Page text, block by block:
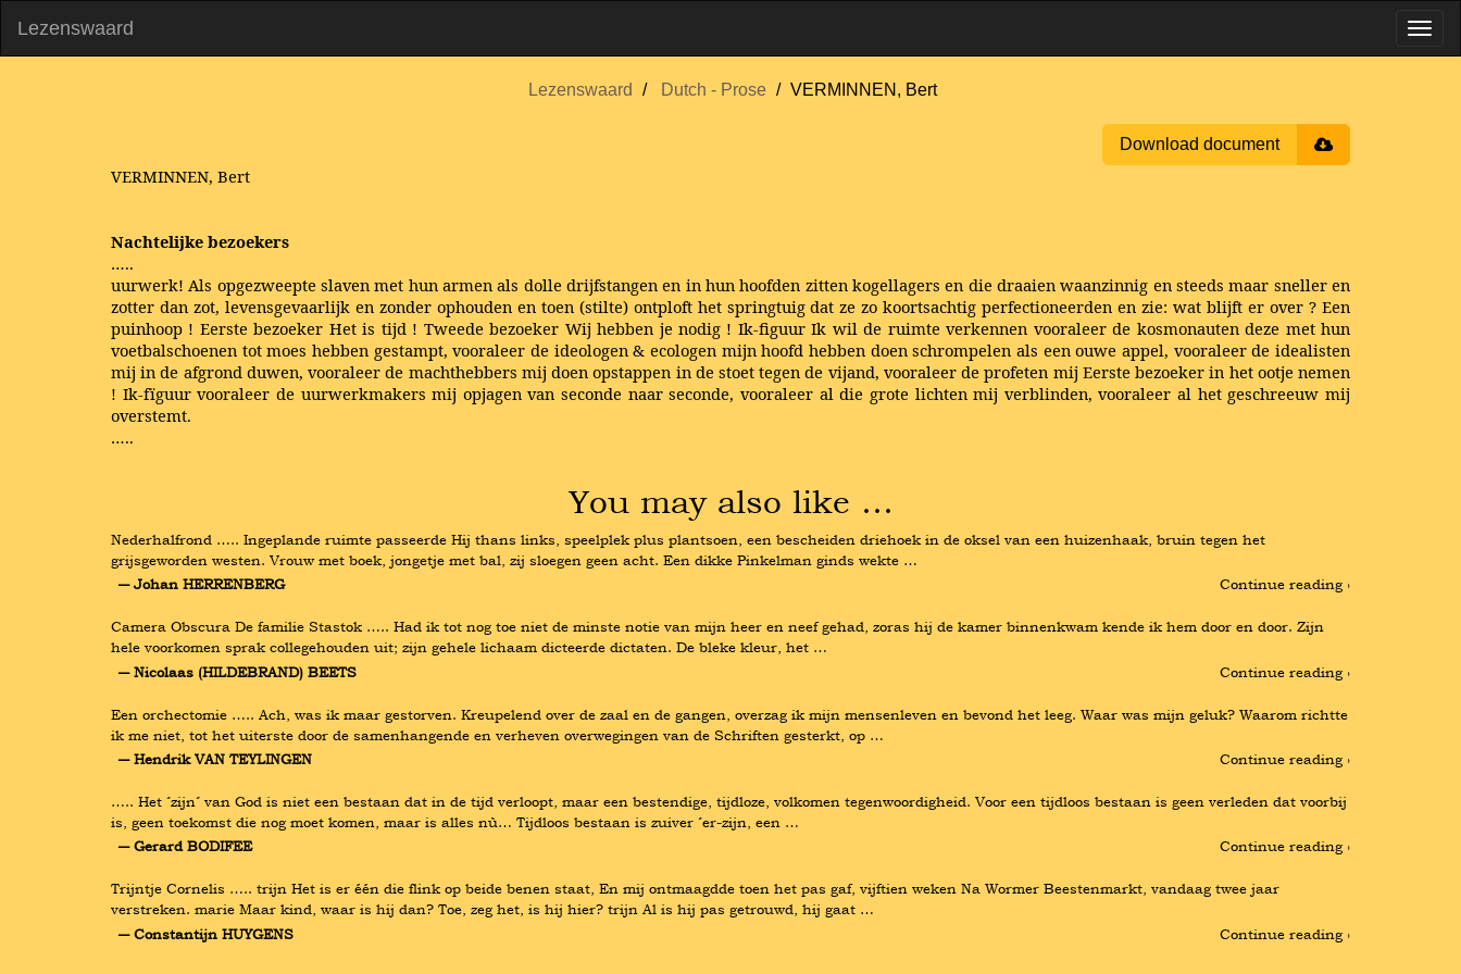
Lezenswaard
Lezenswaard Dutch - Prose VERMINNEN, Bert
Download document
VERMINNEN, Bert
Nachtelijke bezoekers
…..
uurwerk! Als opgezweepte slaven met hun armen als dolle drijfstangen en in hun hoofden zitten kogellagers en die draaien waanzinnig en steeds maar sneller en
zotter dan zot, levensgevaarlijk en zonder ophouden en toen (stilte) ontploft het springtuig dat ze zo koortsachtig perfectioneerden en zie: wat blijft er over ? Een
puinhoop ! Eerste bezoeker Het is tijd ! Tweede bezoeker Wij hebben je nodig ! Ik-figuur Ik wil de ruimte verkennen vooraleer de kosmonauten deze met hun
voetbalschoenen tot moes hebben gestampt, vooraleer de ideologen & ecologen mijn hoofd hebben doen schrompelen als een ouwe appel, vooraleer de idealisten
mij in de afgrond duwen, vooraleer de machthebbers mij doen opstappen in de stoet tegen de vijand, vooraleer de profeten mij Eerste bezoeker in het ootje nemen
! Ik-fïguur vooraleer de uurwerkmakers mij opjagen van seconde naar seconde, vooraleer al die grote lichten mij verblinden, vooraleer al het geschreeuw mij
overstemt.
…..
You may also like …
Nederhalfrond ….. Ingeplande ruimte passeerde Hij thans links, speelplek plus plantsoen, een bescheiden driehoek in de oksel van een huizenhaak, bruin tegen het
grijsgeworden westen. Vrouw met boek, jongetje met bal, zij sloegen geen acht. Een dikke Pinkelman ginds wekte …
― Johan HERRENBERG
Continue reading ›
Camera Obscura De familie Stastok ….. Had ik tot nog toe niet de minste notie van mijn heer en neef gehad, zoras hij de kamer binnenkwam kende ik hem door en door. Zijn
hele voorkomen sprak collegehouden uit; zijn gehele lichaam dicteerde dictaten. De bleke kleur, het …
― Nicolaas (HILDEBRAND) BEETS
Continue reading ›
Een orchectomie ….. Ach, was ik maar gestorven. Kreupelend over de zaal en de gangen, overzag ik mijn mensenleven en bevond het leeg. Waar was mijn geluk? Waarom richtte
ik me niet, tot het uiterste door de samenhangende en verheven overwegingen van de Schriften gesterkt, op …
― Hendrik VAN TEYLINGEN
Continue reading ›
….. Het ´zijn´ van God is niet een bestaan dat in de tijd verloopt, maar een bestendige, tijdloze, volkomen tegenwoordigheid. Voor een tijdloos bestaan is geen verleden dat voorbij
is, geen toekomst die nog moet komen, maar is alles nù… Tijdloos bestaan is zuiver ´er-zijn, een …
― Gerard BODIFEE
Continue reading ›
Trijntje Cornelis ….. trijn Het is er één die flink op beide benen staat, En mij ontmaagdde toen het pas gaf, vijftien weken Na Wormer Beestenmarkt, vandaag twee jaar
verstreken. marie Maar kind, waar is hij dan? Toe, zeg het, is hij hier? trijn Al is hij pas getrouwd, hij gaat …
― Constantijn HUYGENS
Continue reading ›